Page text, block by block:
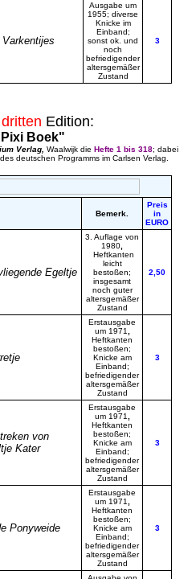
Ausgabe um
1955; diverse
Knicke im
Einband;
sonst ok. und
noch
befriedigender
altersgemäßer
Zustand
3
dritten Edition:
Boek"
Verlag, Waalwijk die Hefte 1 bis 318; dabei
deutschen Programms im Carlsen Verlag.
Bemerk.
Preis
in
EURO
Egeltje
3. Auflage von
1980
Heftkanten
leicht
bestoßen;
insgesamt
noch guter
altersgemäßer
Zustand
2,50
Erstausgabe
um 1971
Heftkanten
bestoßen;
Knicke am
Einband;
befriedigender
altersgemäßer
Zustand
3
von
Kater
Erstausgabe
um 1971
Heftkanten
bestoßen;
Knicke am
Einband;
befriedigender
altersgemäßer
Zustand
3
Ponyweide
Erstausgabe
um 1971
Heftkanten
bestoßen;
Knicke am
Einband;
befriedigender
altersgemäßer
Zustand
3